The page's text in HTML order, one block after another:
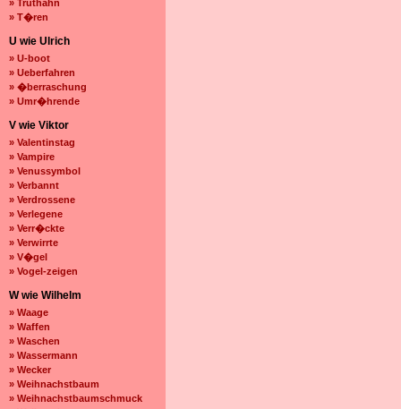
» Truthahn
» T�ren
U wie Ulrich
» U-boot
» Ueberfahren
» �berraschung
» Umr�hrende
V wie Viktor
» Valentinstag
» Vampire
» Venussymbol
» Verbannt
» Verdrossene
» Verlegene
» Verr�ckte
» Verwirrte
» V�gel
» Vogel-zeigen
W wie Wilhelm
» Waage
» Waffen
» Waschen
» Wassermann
» Wecker
» Weihnachstbaum
» Weihnachstbaumschmuck